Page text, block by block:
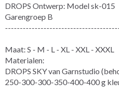
DROPS Ontwerp: Model sk-015
Garengroep B
Maat: S - M - L - XL - XXL - XXXL
Materialen:
DROPS SKY van Garnstudio
250-300-300-350-400-400 g